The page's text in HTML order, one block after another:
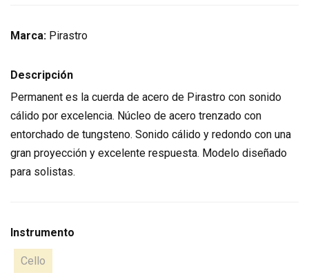
Marca: Pirastro
Descripción
Permanent es la cuerda de acero de Pirastro con sonido
cálido por excelencia. Núcleo de acero trenzado con
entorchado de tungsteno. Sonido cálido y redondo con una
gran proyección y excelente respuesta. Modelo diseñado
para solistas.
Instrumento
Cello